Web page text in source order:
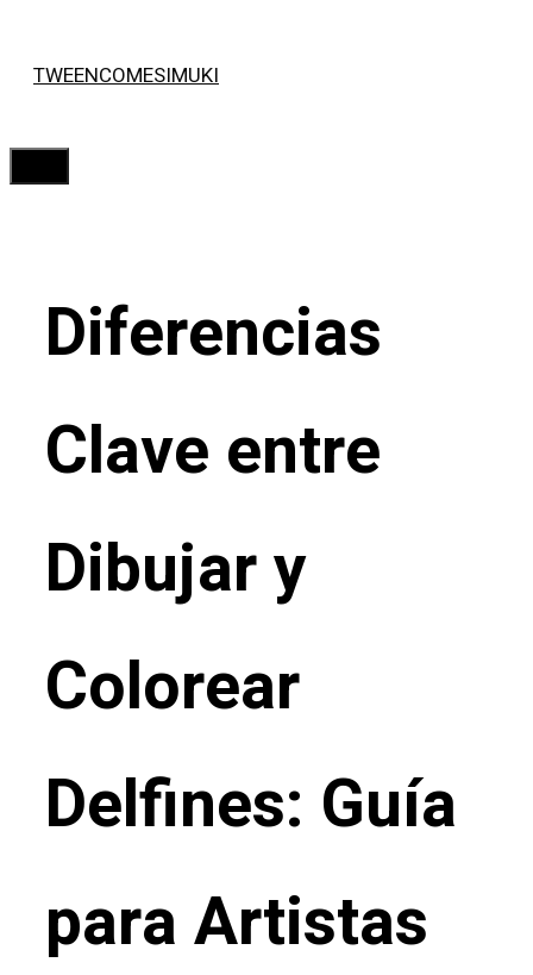
TWEENCOMESIMUKI
Diferencias
Clave entre
Dibujar y
Colorear
Delfines: Guía
para Artistas